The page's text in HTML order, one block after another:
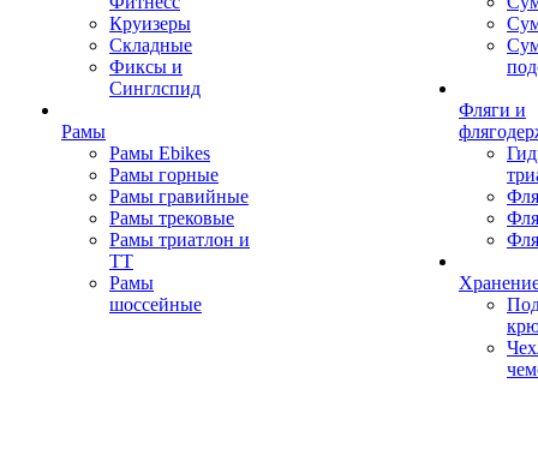
Круизеры
Складные
Фиксы и
Синглспид
Рамы
Рамы Ebikes
Рамы горные
Рамы гравийные
Рамы трековые
Рамы триатлон и
ТТ
Рамы
шоссейные
Фляги и